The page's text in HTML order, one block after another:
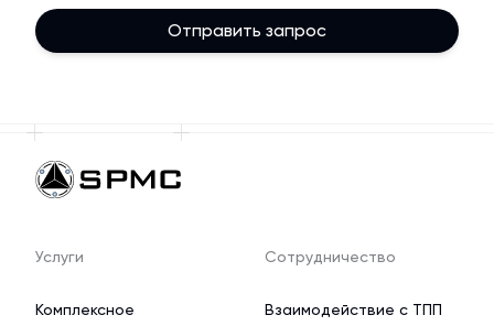
Отправить запрос
Услуги
Комплексное
Сотрудничество
Взаимодействие с ТПП